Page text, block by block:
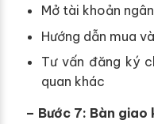
Mở tài khoản
Hướng dẫn mua
Tư vấn đăng ký
quan khác
– Bước 7: Bàn